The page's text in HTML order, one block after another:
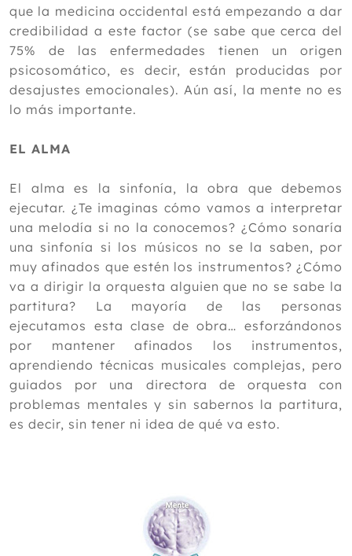
que la medicina occidental está empezando a dar
credibilidad a este factor (se sabe que cerca del
75% de las enfermedades tienen un origen
psicosomático, es decir, están producidas por
desajustes emocionales). Aún así, la mente no es
lo más importante.
EL ALMA
El alma es la sinfonía, la obra que debemos
ejecutar. ¿Te imaginas cómo vamos a interpretar
una melodía si no la conocemos? ¿Cómo sonaría
una sinfonía si los músicos no se la saben, por
muy afinados que estén los instrumentos? ¿Cómo
va a dirigir la orquesta alguien que no se sabe la
partitura? La mayoría de las personas
ejecutamos esta clase de obra… esforzándonos
por mantener afinados los instrumentos,
aprendiendo técnicas musicales complejas, pero
guiados por una directora de orquesta con
problemas mentales y sin sabernos la partitura,
es decir, sin tener ni idea de qué va esto.